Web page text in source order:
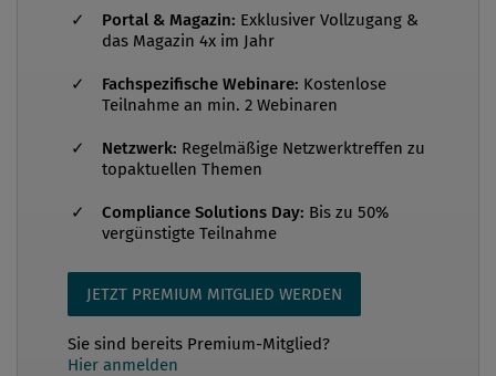
menschliche Distanzen aufzurichten und darum
persönlich zu kämpfen, dann kommen wir in einer
Anarchie menschlicher Werte um.“1 Bei seinem
dritten Prinzip des anständigen Unternehmens
„Versuche nicht Menschen zu verb...
Portal & Magazin: Exklusiver Vollzugang &
das Magazin 4x im Jahr
Fachspezifische Webinare: Kostenlose
Teilnahme an min. 2 Webinaren
Netzwerk: Regelmäßige Netzwerktreffen zu
topaktuellen Themen
Compliance Solutions Day: Bis zu 50%
vergünstigte Teilnahme
JETZT PREMIUM MITGLIED WERDEN
Sie sind bereits Premium-Mitglied?
Hier anmelden